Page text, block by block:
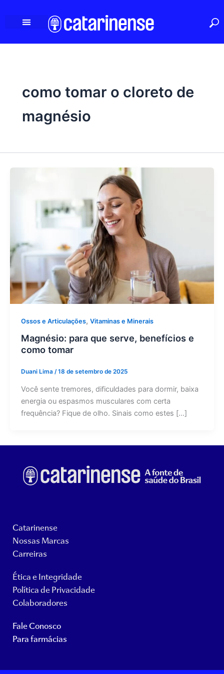
conteúdo
como tomar o cloreto de
magnésio
Ossos e Articulações, Vitaminas e Minerais
Magnésio: para que serve, benefícios e
como tomar
Duani Lima /18 de setembro de 2025
Você sente tremores, dificuldades para dormir, baixa
energia ou espasmos musculares com certa
frequência? Fique de olho. Sinais como estes […]
Catarinense
Nossas Marcas
Carreiras
Ética e Integridade
Política de Privacidade
Colaboradores
Fale Conosco
Para farmácias